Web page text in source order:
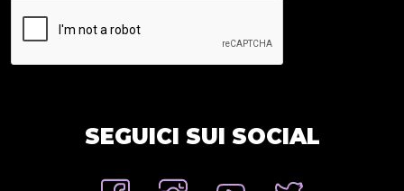
SEGUICI SUI SOCIAL